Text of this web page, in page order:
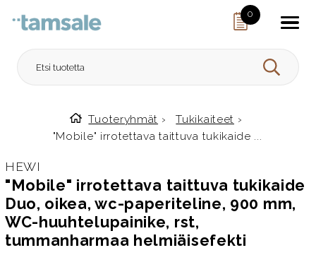
0
HAE
Etusivulle
Tuoteryhmät › Tukikaiteet ›
"Mobile" irrotettava taittuva tukikaide ...
HEWI
"Mobile" irrotettava taittuva tukikaide
Duo, oikea, wc-paperiteline, 900 mm,
WC-huuhtelupainike, rst,
tummanharmaa helmiäisefekti